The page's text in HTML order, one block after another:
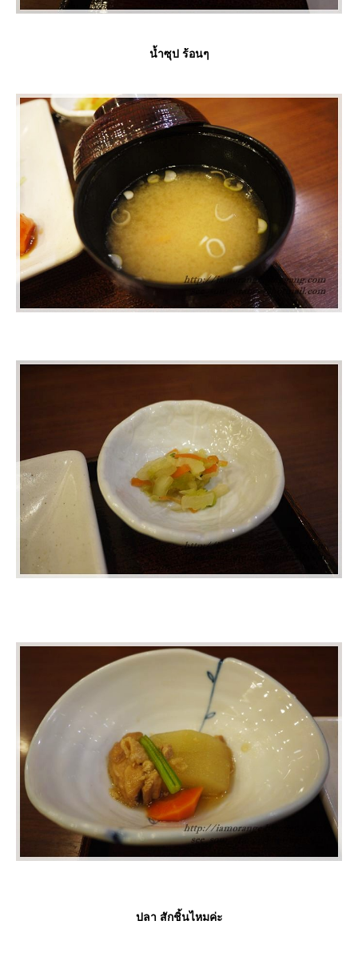
น้ำซุป ร้อนๆ
ปลา สักชิ้นไหมค่ะ